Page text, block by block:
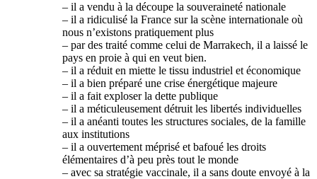
– il a vendu à la découpe la souveraineté nationale
– il a ridiculisé la France sur la scène internationale où
nous n’existons pratiquement plus
– par des traité comme celui de Marrakech, il a laissé le
pays en proie à qui en veut bien.
– il a réduit en miette le tissu industriel et économique
– il a bien préparé une crise énergétique majeure
– il a fait exploser la dette publique
– il a méticuleusement détruit les libertés individuelles
– il a anéanti toutes les structures sociales, de la famille
aux institutions
– il a ouvertement méprisé et bafoué les droits
élémentaires d’à peu près tout le monde
– avec sa stratégie vaccinale, il a sans doute envoyé à la